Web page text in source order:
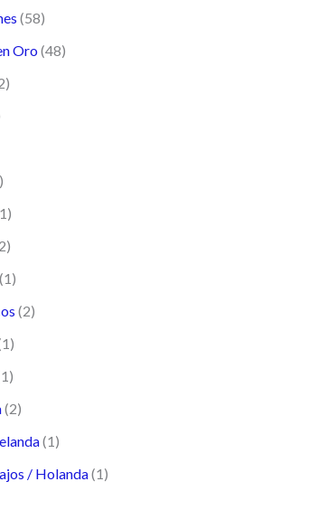
(58)
Oro (48)
(1)
(2)
(2)
(1)
/ Holanda(1)